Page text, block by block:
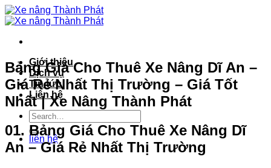
Bỏ
qua
dung
Giới thiệu
Dịch vụ
Tin tức
Liên hệ
liên hệ
Bảng Giá Cho Thuê Xe Nâng Dĩ An –
Giá Rẻ Nhất Thị Trường – Giá Tốt
Nhất | Xe Nâng Thành Phát
01. Bảng Giá Cho Thuê Xe Nâng Dĩ
An – Giá Rẻ Nhất Thị Trường